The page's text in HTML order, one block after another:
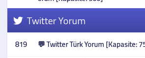
Twitter Yorum
819 💬 Twitter Türk Yorum